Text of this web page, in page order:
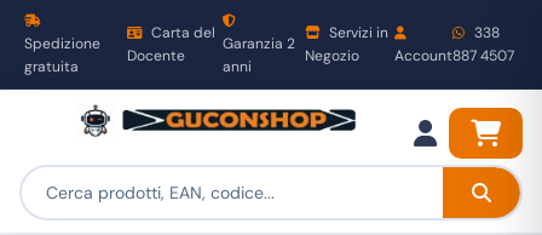
Spedizione
gratuita
Carta del
Docente
Garanzia 2
anni
Servizi in
Negozio
Account
338
887 4507